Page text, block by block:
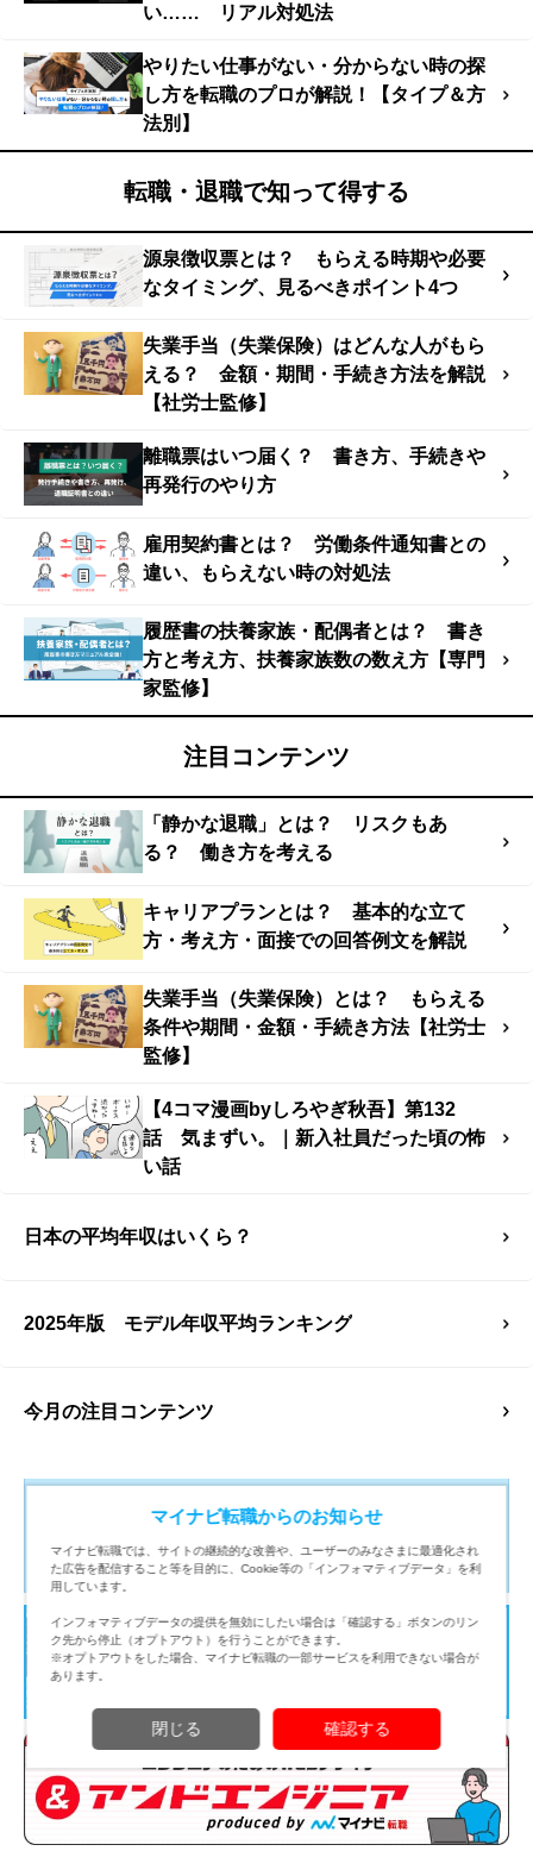
い…… リアル対処法
やりたい仕事がない・分からない時の探
し方を転職のプロが解説！【タイプ＆方
法別】
転職・退職で知って得する
源泉徴収票とは？ もらえる時期や必要
なタイミング、見るべきポイント4つ
失業手当（失業保険）はどんな人がもら
える？ 金額・期間・手続き方法を解説
【社労士監修】
離職票はいつ届く？ 書き方、手続きや
再発行のやり方
雇用契約書とは？ 労働条件通知書との
違い、もらえない時の対処法
履歴書の扶養家族・配偶者とは？ 書き
方と考え方、扶養家族数の数え方【専門
家監修】
注目コンテンツ
「静かな退職」とは？ リスクもあ
る？ 働き方を考える
キャリアプランとは？ 基本的な立て
方・考え方・面接での回答例文を解説
失業手当（失業保険）とは？ もらえる
条件や期間・金額・手続き方法【社労士
監修】
【4コマ漫画byしろやぎ秋吾】第132
話 気まずい。｜新入社員だった頃の怖
い話
日本の平均年収はいくら？
2025年版 モデル年収平均ランキング
今月の注目コンテンツ
マイナビ転職からのお知らせ
マイナビ転職では、サイトの継続的な改善や、ユーザーのみなさまに最適化され
た広告を配信すること等を目的に、Cookie等の「インフォマティブデータ」を利
用しています。
インフォマティブデータの提供を無効にしたい場合は「確認する」ボタンのリン
ク先から停止（オプトアウト）を行うことができます。
※オプトアウトをした場合、マイナビ転職の一部サービスを利用できない場合が
あります。
閉じる 確認する